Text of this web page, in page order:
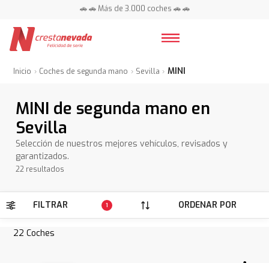
📍 Centros en toda España ⭐
📍 Centros en toda España ⭐
Inicio Coches de segunda mano Sevilla MINI
MINI de segunda mano en
Sevilla
Selección de nuestros mejores vehículos, revisados y
garantizados.
22 resultados
FILTRAR 1 ORDENAR POR
22 Coches